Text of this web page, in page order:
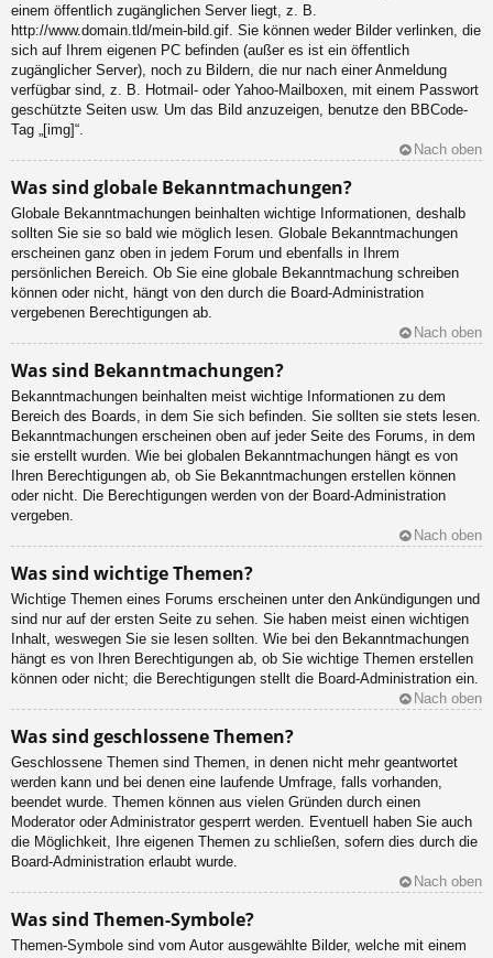
einem öffentlich zugänglichen Server liegt, z. B.
http://www.domain.tld/mein-bild.gif. Sie können weder Bilder verlinken, die
sich auf Ihrem eigenen PC befinden (außer es ist ein öffentlich
zugänglicher Server), noch zu Bildern, die nur nach einer Anmeldung
verfügbar sind, z. B. Hotmail- oder Yahoo-Mailboxen, mit einem Passwort
geschützte Seiten usw. Um das Bild anzuzeigen, benutze den BBCode-
Tag „[img]“.
Nach oben
Was sind globale Bekanntmachungen?
Globale Bekanntmachungen beinhalten wichtige Informationen, deshalb
sollten Sie sie so bald wie möglich lesen. Globale Bekanntmachungen
erscheinen ganz oben in jedem Forum und ebenfalls in Ihrem
persönlichen Bereich. Ob Sie eine globale Bekanntmachung schreiben
können oder nicht, hängt von den durch die Board-Administration
vergebenen Berechtigungen ab.
Nach oben
Was sind Bekanntmachungen?
Bekanntmachungen beinhalten meist wichtige Informationen zu dem
Bereich des Boards, in dem Sie sich befinden. Sie sollten sie stets lesen.
Bekanntmachungen erscheinen oben auf jeder Seite des Forums, in dem
sie erstellt wurden. Wie bei globalen Bekanntmachungen hängt es von
Ihren Berechtigungen ab, ob Sie Bekanntmachungen erstellen können
oder nicht. Die Berechtigungen werden von der Board-Administration
vergeben.
Nach oben
Was sind wichtige Themen?
Wichtige Themen eines Forums erscheinen unter den Ankündigungen und
sind nur auf der ersten Seite zu sehen. Sie haben meist einen wichtigen
Inhalt, weswegen Sie sie lesen sollten. Wie bei den Bekanntmachungen
hängt es von Ihren Berechtigungen ab, ob Sie wichtige Themen erstellen
können oder nicht; die Berechtigungen stellt die Board-Administration ein.
Nach oben
Was sind geschlossene Themen?
Geschlossene Themen sind Themen, in denen nicht mehr geantwortet
werden kann und bei denen eine laufende Umfrage, falls vorhanden,
beendet wurde. Themen können aus vielen Gründen durch einen
Moderator oder Administrator gesperrt werden. Eventuell haben Sie auch
die Möglichkeit, Ihre eigenen Themen zu schließen, sofern dies durch die
Board-Administration erlaubt wurde.
Nach oben
Was sind Themen-Symbole?
Themen-Symbole sind vom Autor ausgewählte Bilder, welche mit einem